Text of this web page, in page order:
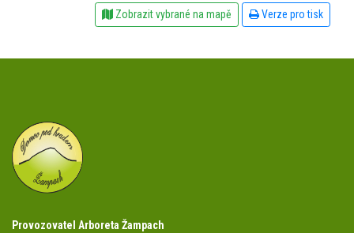
Zobrazit vybrané na mapě Verze pro tisk
Provozovatel Arboreta Žampach